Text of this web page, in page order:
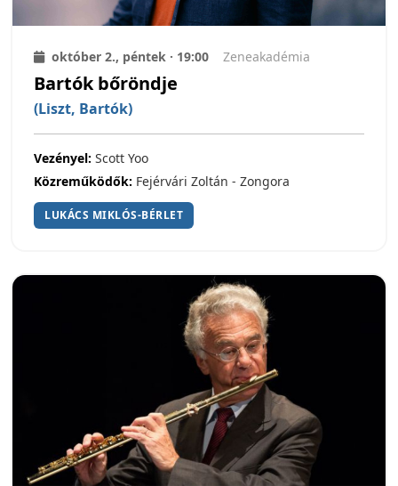
október 2., péntek · 19:00 Zeneakadémia
Bartók bőröndje
(Liszt, Bartók)
Vezényel: Scott Yoo
Közreműködők: Fejérvári Zoltán - Zongora
LUKÁCS MIKLÓS-BÉRLET